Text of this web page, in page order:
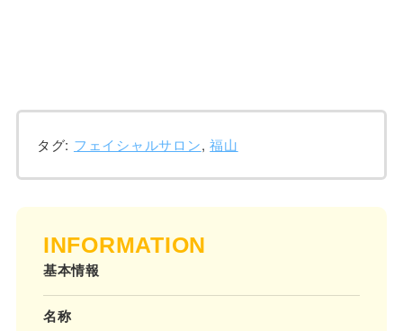
タグ: フェイシャルサロン,福山
INFORMATION
基本情報
名称